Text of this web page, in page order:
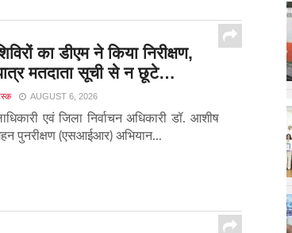
का डीएम ने किया निरीक्षण,
मतदाता सूची से न छूटे…
AUGUST 6, 2026
एवं जिला निर्वाचन अधिकारी डॉ. आशीष
पुनरीक्षण (एसआईआर) अभियान...